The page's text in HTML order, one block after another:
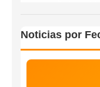
Noticias por